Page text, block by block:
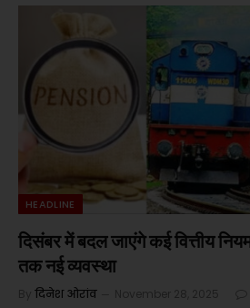
HEADLINE
दिसंबर में बदल जाएंगे कई वित्तीय
तक नई व्यवस्था
By दिनेश ओरांव November 28, 2025